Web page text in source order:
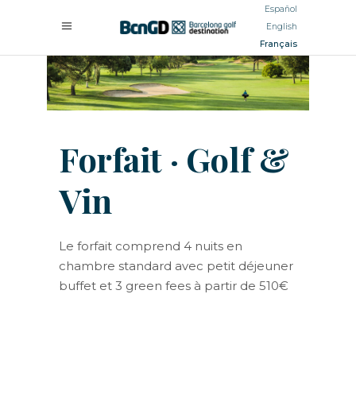
Español
English
Français
Forfait · Golf &
Vin
Le forfait comprend 4 nuits en
chambre standard avec petit déjeuner
buffet et 3 green fees à partir de 510€